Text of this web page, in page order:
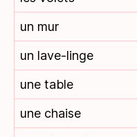
un mur
un lave-linge
une table
une chaise